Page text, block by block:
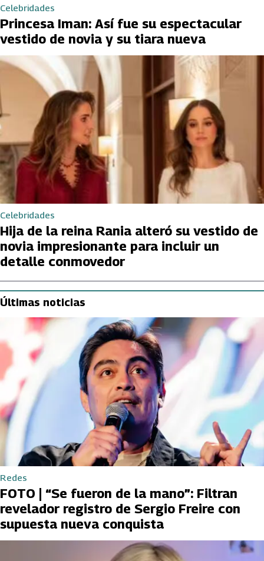
Celebridades
Princesa Iman: Así fue su espectacular
vestido de novia y su tiara nueva
Celebridades
Hija de la reina Rania alteró su vestido de
novia impresionante para incluir un
detalle conmovedor
Últimas noticias
Redes
FOTO | “Se fueron de la mano”: Filtran
revelador registro de Sergio Freire con
supuesta nueva conquista